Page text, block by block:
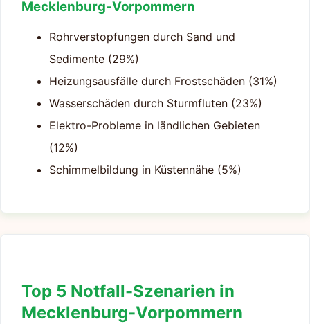
Mecklenburg-Vorpommern
Rohrverstopfungen durch Sand und
Sedimente (29%)
Heizungsausfälle durch Frostschäden (31%)
Wasserschäden durch Sturmfluten (23%)
Elektro-Probleme in ländlichen Gebieten
(12%)
Schimmelbildung in Küstennähe (5%)
Top 5 Notfall-Szenarien in
Mecklenburg-Vorpommern